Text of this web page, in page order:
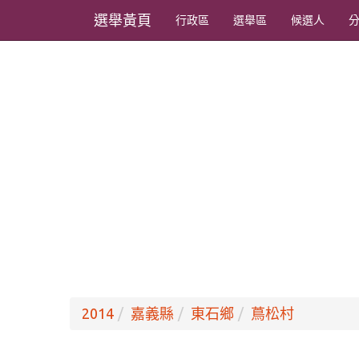
選舉黃頁 行政區 選舉區 候選人
2014 嘉義縣 東石鄉 蔦松村